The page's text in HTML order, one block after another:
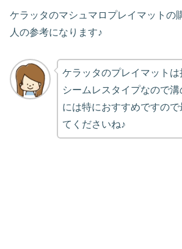
ケラッタのマシュマロプレイマットの
人の参考になります♪
ケラッタのプレイマットは
シームレスタイプなので溝
には特におすすめですの
てくださいね♪